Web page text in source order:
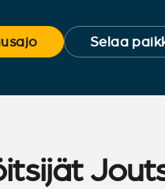
Selaa